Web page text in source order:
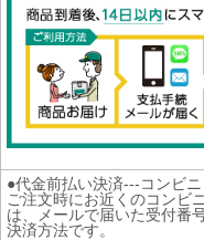
●代金前払い決済---コンビ
ご注文時にお近くのコンビ
は、メールで届いた受付番
決済方法です。